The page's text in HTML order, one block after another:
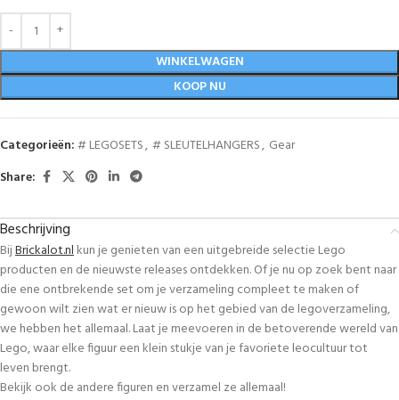
WINKELWAGEN
KOOP NU
Categorieën:# LEGOSETS, # SLEUTELHANGERS, Gear
Share:
Beschrijving
BijBrickalot.nlkun je genieten van een uitgebreide selectie Lego
producten en de nieuwste releases ontdekken. Of je nu op zoek bent naar
die ene ontbrekende set om je verzameling compleet te maken of
gewoon wilt zien wat er nieuw is op het gebied van de legoverzameling,
we hebben het allemaal. Laat je meevoeren in de betoverende wereld van
Lego, waar elke figuur een klein stukje van je favoriete leocultuur tot
leven brengt.
Bekijk ook de andere figuren en verzamel ze allemaal!